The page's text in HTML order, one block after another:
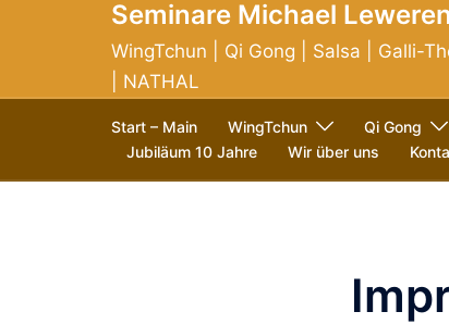
Seminare Michael
WingTchun | Qi Gong | Salsa | Galli-
| NATHAL
Start – Main WingTchun Qi Gong
Jubiläum 10 Jahre
Wir über uns